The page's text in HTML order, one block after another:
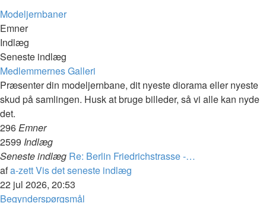
Modeljernbaner
Emner
Indlæg
Seneste indlæg
Medlemmernes Galleri
Præsenter din modeljernbane, dit nyeste diorama eller nyeste
skud på samlingen. Husk at bruge billeder, så vi alle kan nyde
det.
296Emner
2599 Indlæg
Seneste indlæg Re: Berlin Friedrichstrasse -…
afa-zettVis det seneste indlæg
22 jul 2026, 20:53
Begynderspørgsmål